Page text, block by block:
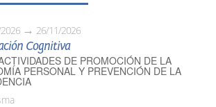
26/11/2026
Cognitiva
DE PROMOCIÓN DE LA
PERSONAL Y PREVENCIÓN DE LA